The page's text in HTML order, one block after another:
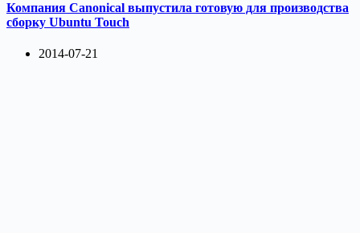
Компания Canonical выпустила готовую для производства
сборку Ubuntu Touch
2014-07-21